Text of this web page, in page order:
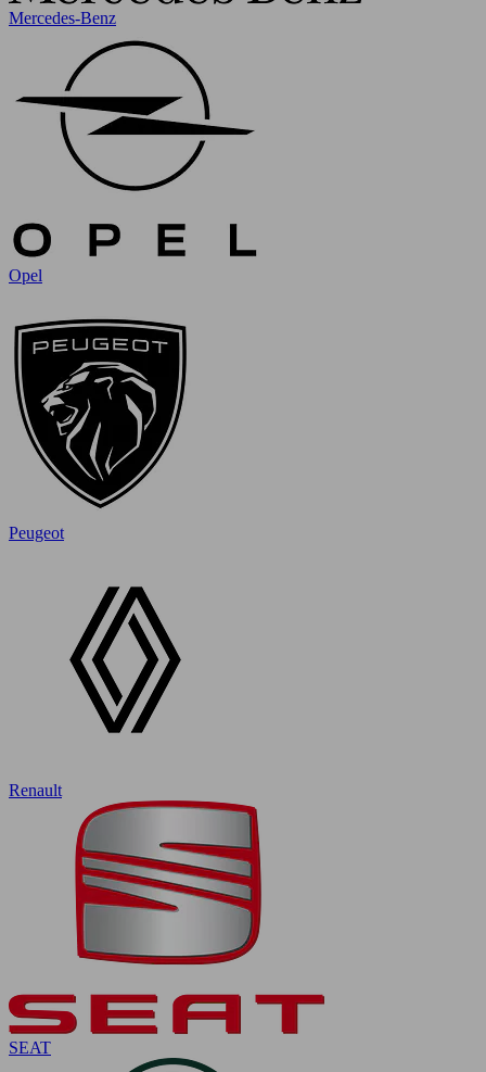
Mercedes-Benz
Opel
Peugeot
Renault
SEAT